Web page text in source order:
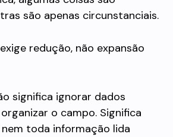
são apenas circunstanciais.
redução, não expansão
significa ignorar dados
o campo. Significa
toda informação lida